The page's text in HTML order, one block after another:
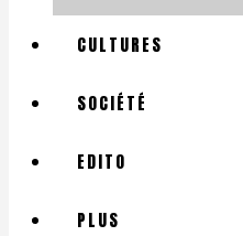
CULTURES
SOCIÉTÉ
EDITO
PLUS